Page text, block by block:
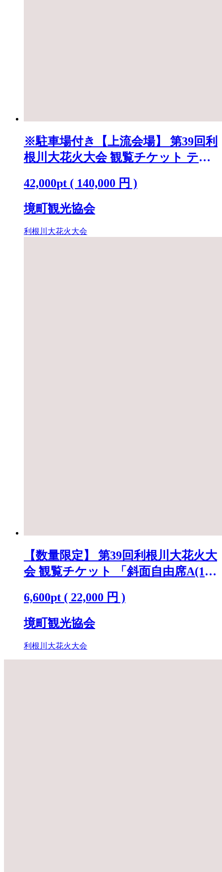
※駐車場付き【上流会場】 第39回利
根川大花火大会 観覧チケット テー
42,000pt ( 140,000 円 )
境町観光協会
利根川大花火大会
【数量限定】 第39回利根川大花火大
会 観覧チケット 「斜面自由席A(1
6,600pt ( 22,000 円 )
境町観光協会
利根川大花火大会